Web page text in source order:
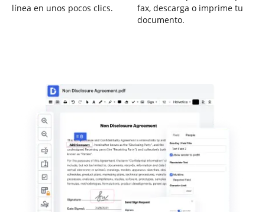
línea en unos pocos clics.
fax, descarga o imprime tu
documento.